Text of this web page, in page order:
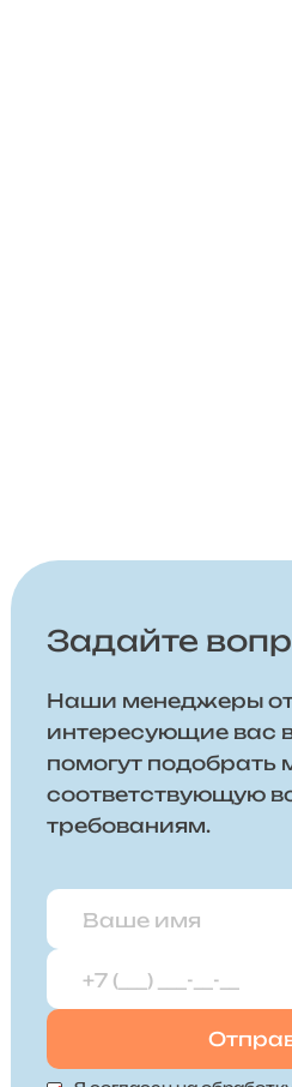
Задайте
Наши менеджеры
интересующие вас
помогут подобрать
соответствующую
требованиям.